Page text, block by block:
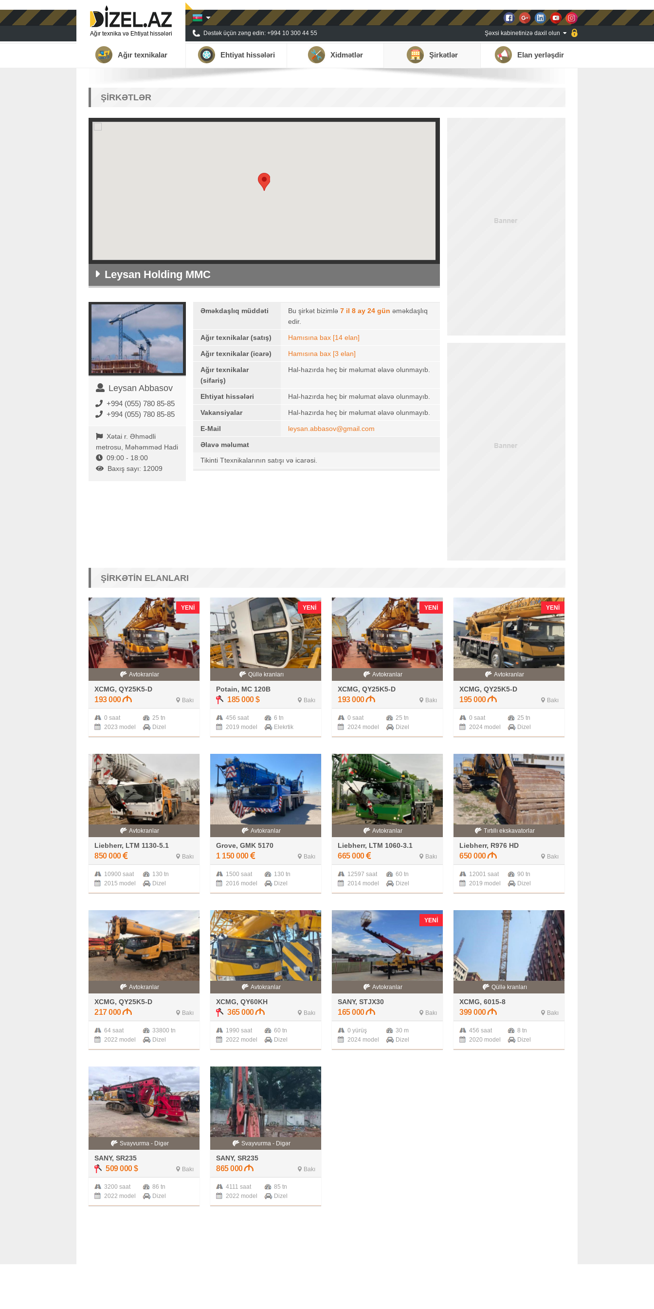
Ağır texnika və Ehtiyat hissələri Dəstək üçün zəng edin: +994 10 300 44 55 Şəxsi kabinetinizə daxil olun
Ağır texnikalar Ehtiyat hissələri Xidmətlər Şirkətlər Elan yerləşdir
ŞIRKƏTLƏR
Leysan Holding MMC
Leysan Abbasov
+994 (055) 780 85-85
+994 (055) 780 85-85
Xətai r. Əhmədli
metrosu, Məhəmməd Hadi
09:00 - 18:00
Baxış sayı: 12009
Əməkdaşlıq müddəti Bu şirkət bizimlə 7 il 8 ay 24 gün əməkdaşlıq
edir.
Ağır texnikalar (satış) Hamısına bax [14 elan]
Ağır texnikalar (icarə) Hamısına bax [3 elan]
Ağır texnikalar
(sifariş)
Hal-hazırda heç bir məlumat əlavə olunmayıb.
Ehtiyat hissələri Hal-hazırda heç bir məlumat əlavə olunmayıb.
Vakansiyalar Hal-hazırda heç bir məlumat əlavə olunmayıb.
E-Mail leysan.abbasov@gmail.com
Əlavə məlumat
Tikinti Ttexnikalarının satışı və icarəsi.
ŞIRKƏTIN ELANLARI
YENI
Avtokranlar
XCMG, QY25K5-D
193 000 Bakı
0 saat
25 tn
2023 model
Dizel
YENI
Qüllə kranları
Potain, MC 120B
185 000 $ Bakı
456 saat
6 tn
2019 model
Elekrtik
YENI
Avtokranlar
XCMG, QY25K5-D
193 000 Bakı
0 saat
25 tn
2024 model
Dizel
YENI
Avtokranlar
XCMG, QY25K5-D
195 000 Bakı
0 saat
25 tn
2024 model
Dizel
Avtokranlar
Liebherr, LTM 1130-5.1
850 000 Bakı
10900 saat
130 tn
2015 model
Dizel
Avtokranlar
Grove, GMK 5170
1 150 000 Bakı
1500 saat
130 tn
2016 model
Dizel
Avtokranlar
Liebherr, LTM 1060-3.1
665 000 Bakı
12597 saat
60 tn
2014 model
Dizel
Tırtıllı ekskavatorlar
Liebherr, R976 HD
650 000 Bakı
12001 saat
90 tn
2019 model
Dizel
Avtokranlar
XCMG, QY25K5-D
217 000 Bakı
64 saat
33800 tn
2022 model
Dizel
Avtokranlar
XCMG, QY60KH
365 000 Bakı
1990 saat
60 tn
2022 model
Dizel
YENI
Avtokranlar
SANY, STJX30
165 000 Bakı
0 yürüş
30 m
2024 model
Dizel
Qüllə kranları
XCMG, 6015-8
399 000 Bakı
456 saat
8 tn
2020 model
Dizel
Svayvurma - Digər
SANY, SR235
509 000 $ Bakı
3200 saat
86 tn
2022 model
Dizel
Svayvurma - Digər
SANY, SR235
865 000 Bakı
4111 saat
85 tn
2022 model
Dizel